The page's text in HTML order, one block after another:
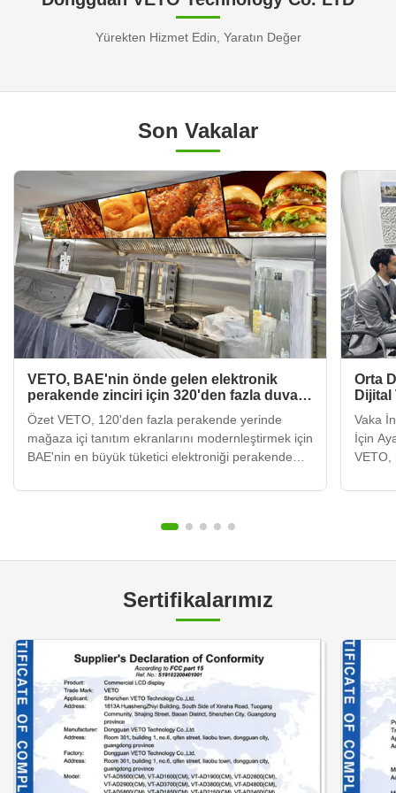
Yürekten Hizmet Edin, Yaratın Değer
Son Vakalar
VETO, BAE'nin önde gelen elektronik
perakende zinciri için 320'den fazla duvarlı
dijital işaretleme ekranı dağıttı
Özet VETO, 120'den fazla perakende yerinde
mağaza içi tanıtım ekranlarını modernleştirmek için
BAE'nin en büyük tüketici elektroniği perakende
yaptı.Bulut tabanlı bir içerik yönetim sistemi ile
Orta
Dijital
Vaka
İçin
VETO,
önde
Sertifikalarımız